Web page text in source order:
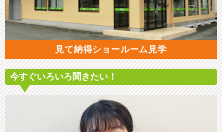
見て納得ショールーム見学
今すぐいろいろ聞きたい！